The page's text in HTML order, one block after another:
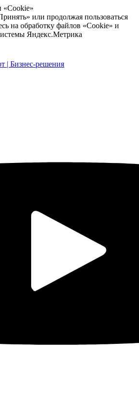
или продолжая пользоваться
на обработку файлов «Cookie» и
Яндекс.Метрика
| Бизнес-решения